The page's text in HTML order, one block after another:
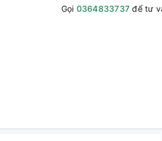
Gọi 0364833737 để tư